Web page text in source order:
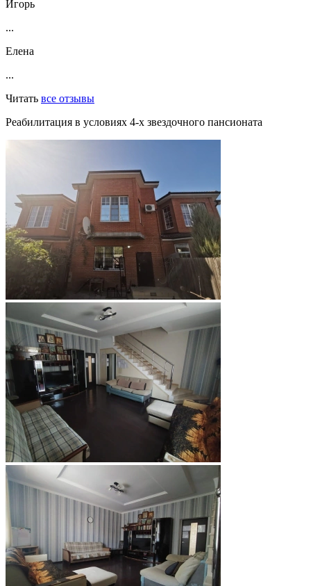
Игорь
...
Елена
...
Читать все отзывы
Реабилитация в условиях 4-х звездочного пансионата